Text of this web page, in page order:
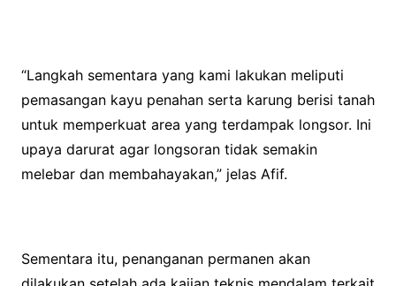
“Langkah sementara yang kami lakukan meliputi
pemasangan kayu penahan serta karung berisi tanah
untuk memperkuat area yang terdampak longsor. Ini
upaya darurat agar longsoran tidak semakin
melebar dan membahayakan,” jelas Afif.
Sementara itu, penanganan permanen akan